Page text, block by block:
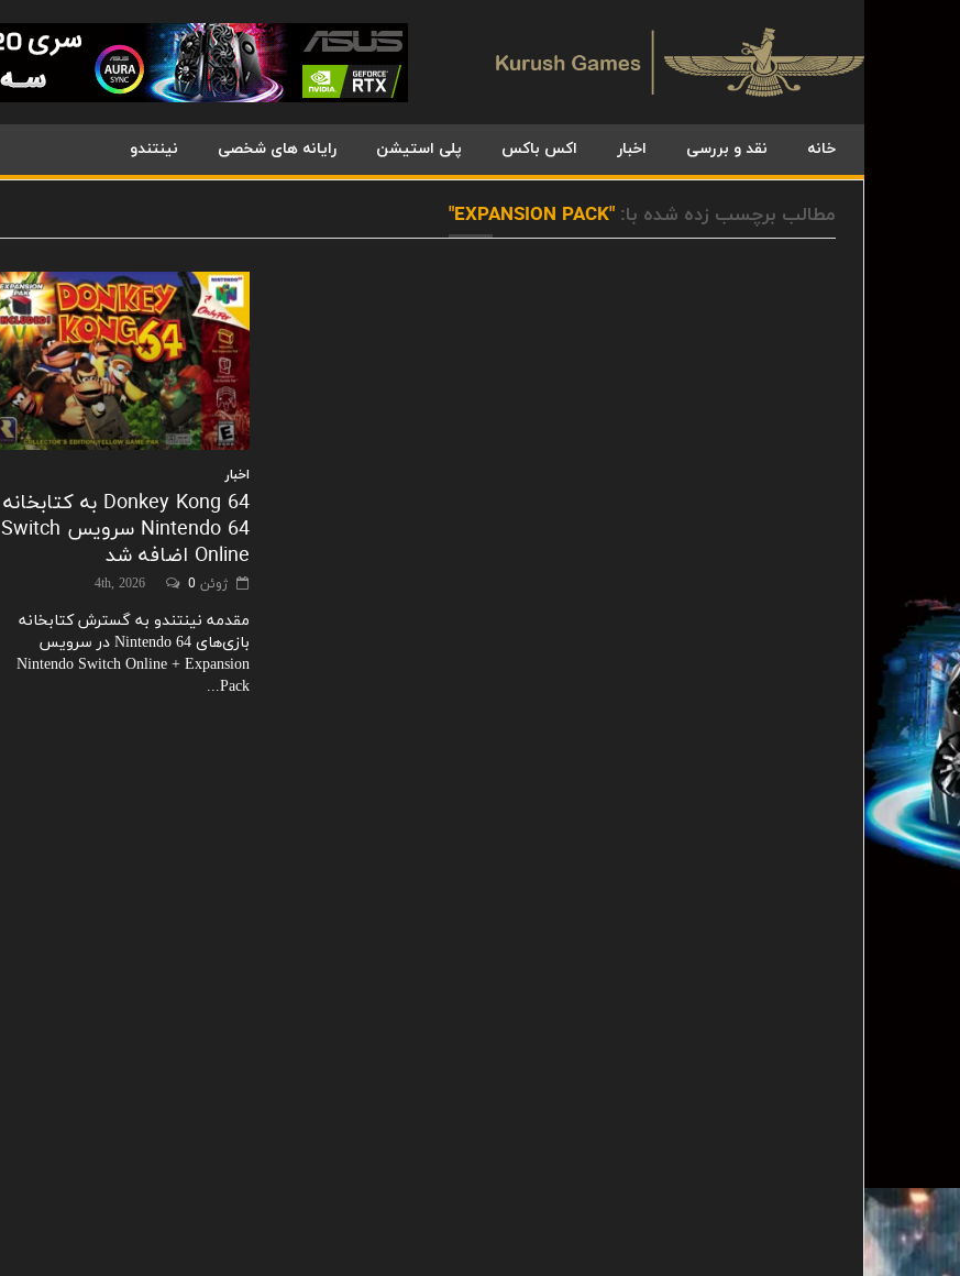
خانه نقد و بررسی اخبار اکس باکس پلی استیشن رایانه های شخصی نینتندو
مطالب برچسب زده شده با: "EXPANSION PACK"
اخبار
Donkey Kong 64 به کتابخانه
Nintendo 64 سرویس Switch
Online اضافه شد
ژوئن 4th, 2026 0
مقدمه نینتندو به گسترش کتابخانه
بازی‌های Nintendo 64 در سرویس
Nintendo Switch Online + Expansion
Pack...